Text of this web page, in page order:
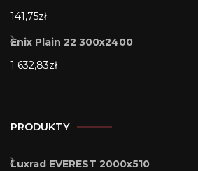
141,75zł
Enix Plain 22 300x2400
1 632,83zł
PRODUKTY
Luxrad EVEREST 2000x510